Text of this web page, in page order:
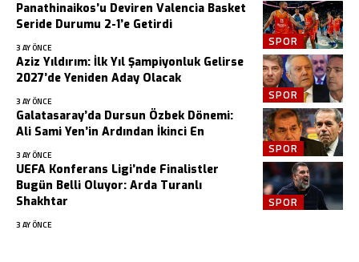
SPOR
Panathinaikos’u Deviren Valencia Basket
Seride Durumu 2-1’e Getirdi
3 AY ÖNCE
SPOR
Aziz Yıldırım: İlk Yıl Şampiyonluk Gelirse
2027’de Yeniden Aday Olacak
3 AY ÖNCE
SPOR
Galatasaray’da Dursun Özbek Dönemi:
Ali Sami Yen’in Ardından İkinci En
3 AY ÖNCE
SPOR
UEFA Konferans Ligi’nde Finalistler
Bugün Belli Oluyor: Arda Turanlı
Shakhtar
3 AY ÖNCE